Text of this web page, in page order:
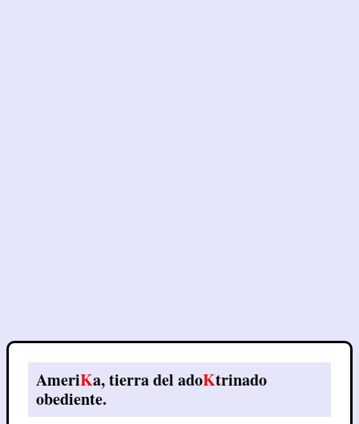
AmeriKa, tierra del adoKtrinado
obediente.